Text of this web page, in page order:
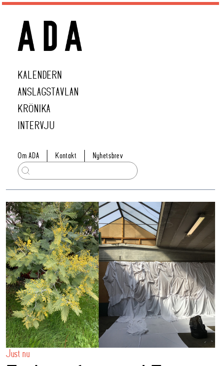
KALENDERN
ANSLAGSTAVLAN
KRÖNIKA
INTERVJU
Om ADA Kontakt Nyhetsbrev
Just nu